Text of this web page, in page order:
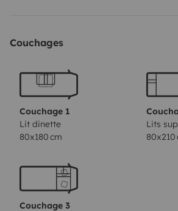
Couchages
Couchage 1
Lit dinette
80x180 cm
Lits
80x210
Couchage 3